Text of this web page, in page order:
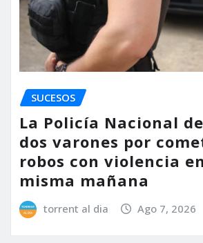
SUCESOS
La Policía Nacional
dos varones por
robos con violencia
misma mañana
torrent al dia Ago 7, 2026